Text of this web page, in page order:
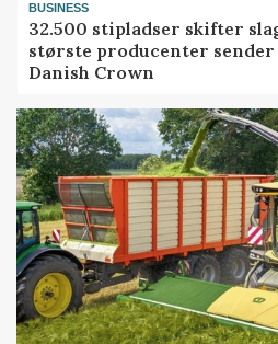
BUSINESS
32.500 stipladser skifter
største producenter
Danish Crown